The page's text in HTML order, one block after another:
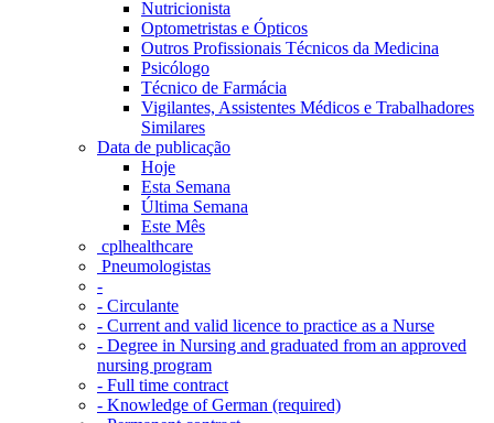
Nutricionista
Optometristas e Ópticos
Outros Profissionais Técnicos da Medicina
Psicólogo
Técnico de Farmácia
Vigilantes, Assistentes Médicos e Trabalhadores
Similares
Data de publicação
Hoje
Esta Semana
Última Semana
Este Mês
‎ cplhealthcare‬
Pneumologistas
-
- Circulante
- Current and valid licence to practice as a Nurse
- Degree in Nursing and graduated from an approved
nursing program
- Full time contract
- Knowledge of German (required)